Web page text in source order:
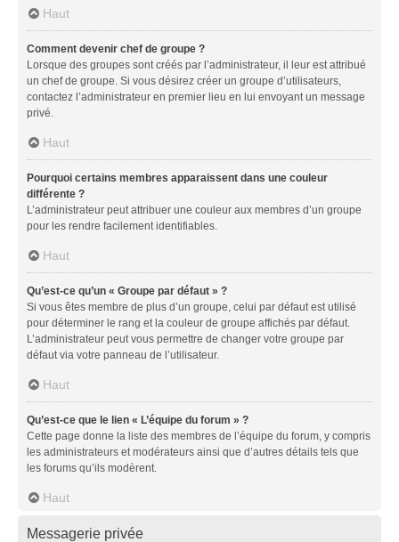
Haut
Comment devenir chef de groupe ?
Lorsque des groupes sont créés par l’administrateur, il leur est attribué
un chef de groupe. Si vous désirez créer un groupe d’utilisateurs,
contactez l’administrateur en premier lieu en lui envoyant un message
privé.
Haut
Pourquoi certains membres apparaissent dans une couleur
différente ?
L’administrateur peut attribuer une couleur aux membres d’un groupe
pour les rendre facilement identifiables.
Haut
Qu’est-ce qu’un « Groupe par défaut » ?
Si vous êtes membre de plus d’un groupe, celui par défaut est utilisé
pour déterminer le rang et la couleur de groupe affichés par défaut.
L’administrateur peut vous permettre de changer votre groupe par
défaut via votre panneau de l’utilisateur.
Haut
Qu’est-ce que le lien « L’équipe du forum » ?
Cette page donne la liste des membres de l’équipe du forum, y compris
les administrateurs et modérateurs ainsi que d’autres détails tels que
les forums qu’ils modèrent.
Haut
Messagerie privée